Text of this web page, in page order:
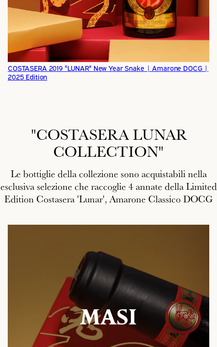
COSTASERA 2019 "LUNAR" New Year Snake | Amarone DOCG |
2025 Edition
"COSTASERA LUNAR
COLLECTION"
Le bottiglie della collezione sono acquistabili nella
esclusiva selezione che raccoglie 4 annate della Limited
Edition Costasera 'Lunar', Amarone Classico DOCG